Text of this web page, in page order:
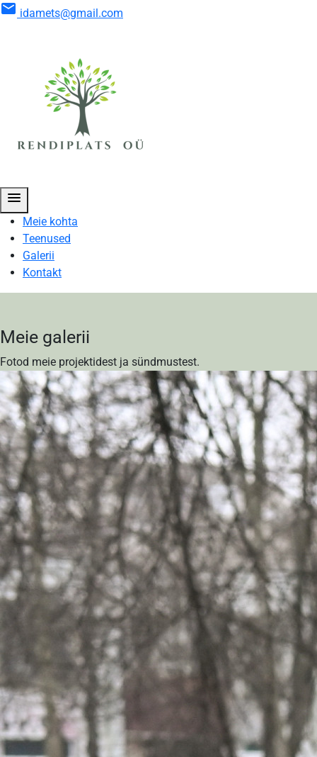
mail idamets@gmail.com
menu
Meie kohta
Teenused
Galerii
Kontakt
-
RENDIPLATS
OÜ
Meie galerii
Fotod meie projektidest ja sündmustest.